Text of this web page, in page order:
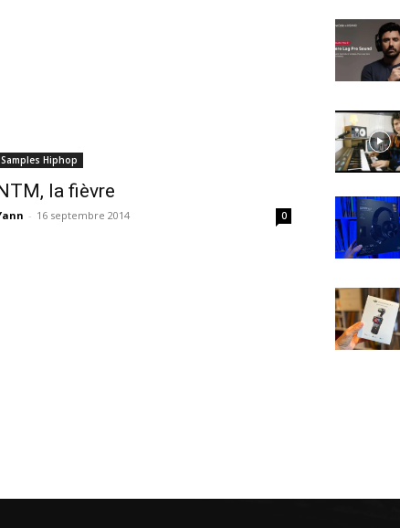
Samples Hiphop
la fièvre
- 16 septembre 2014 0